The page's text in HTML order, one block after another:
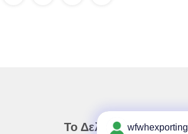
Το Δελτίο Ενημέρωσης
wfwhexporting